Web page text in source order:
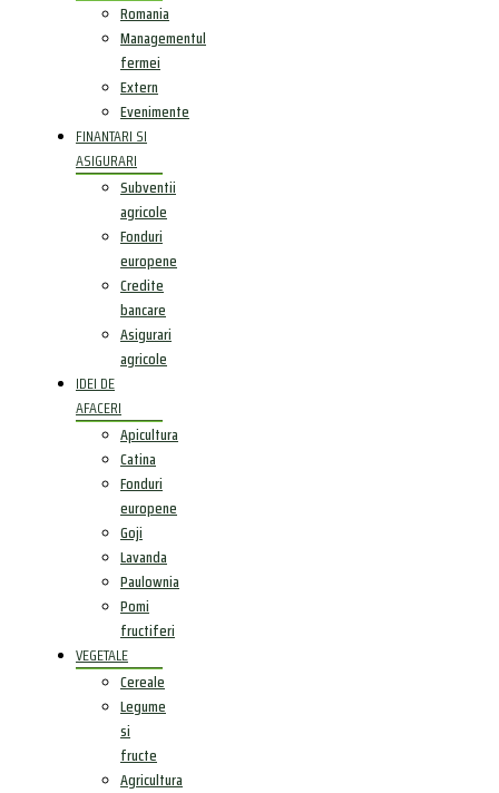
Romania
Managementul
fermei
Extern
Evenimente
FINANTARI SI
ASIGURARI
Subventii
agricole
Fonduri
europene
Credite
bancare
Asigurari
agricole
IDEI DE
AFACERI
Apicultura
Catina
Fonduri
europene
Goji
Lavanda
Paulownia
Pomi
fructiferi
VEGETALE
Cereale
Legume
si
fructe
Agricultura